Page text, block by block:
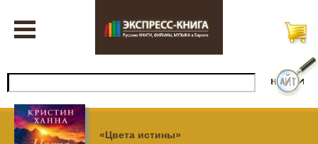
«Цвета истины»